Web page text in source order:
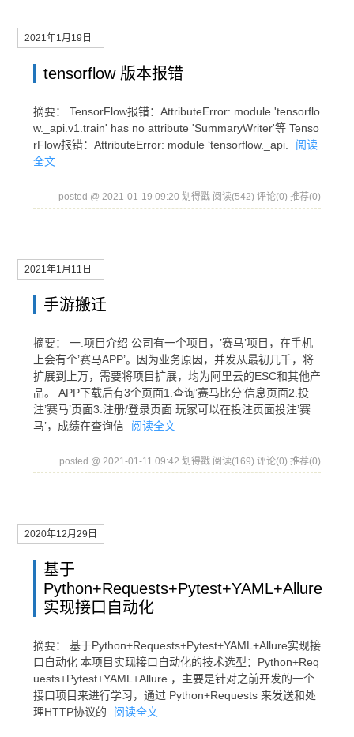
2021年1月19日
tensorflow 版本报错
摘要： TensorFlow报错：AttributeError: module 'tensorflo
w._api.v1.train' has no attribute 'SummaryWriter'等 Tenso
rFlow报错：AttributeError: module ‘tensorflow._api.
阅读
全文
posted @ 2021-01-19 09:20 划得戳 阅读(542) 评论(0) 推荐(0)
2021年1月11日
手游搬迁
摘要： 一.项目介绍 公司有一个项目，’赛马’项目，在手机
上会有个’赛马APP’。因为业务原因，并发从最初几千，将
扩展到上万，需要将项目扩展，均为阿里云的ESC和其他产
品。 APP下载后有3个页面1.查询’赛马比分’信息页面2.投
注’赛马’页面3.注册/登录页面 玩家可以在投注页面投注’赛
马’，成绩在查询信
阅读全文
posted @ 2021-01-11 09:42 划得戳 阅读(169) 评论(0) 推荐(0)
2020年12月29日
基于
Python+Requests+Pytest+YAML+Allure
实现接口自动化
摘要： 基于Python+Requests+Pytest+YAML+Allure实现接
口自动化 本项目实现接口自动化的技术选型：Python+Req
uests+Pytest+YAML+Allure ，主要是针对之前开发的一个
接口项目来进行学习，通过 Python+Requests 来发送和处
理HTTP协议的
阅读全文